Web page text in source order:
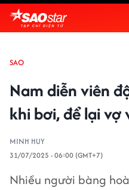
SAO
Nam diễn viên
khi bơi, để lại vợ
MINH HUY
31/07/2025 - 06:00 (GMT+7)
Nhiều người bàng